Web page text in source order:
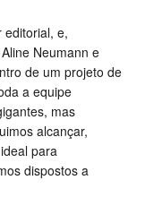
editorial, e,
Neumann e
de um projeto de
a equipe
mas
alcançar,
para
dispostos a